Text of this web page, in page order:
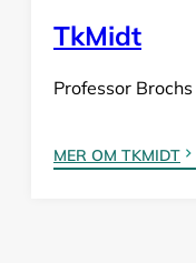
TkMidt
Professor
MER OM TKMIDT